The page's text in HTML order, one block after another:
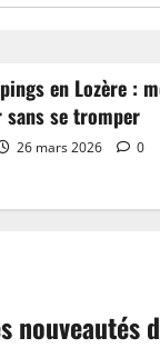
en Lozère :
se tromper
26 mars 2026 0